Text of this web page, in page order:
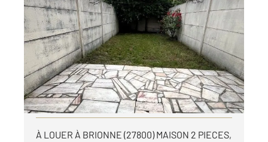
BRIONNE 27
44,06 m2, 2 pièces
Ref : 5889
Maison à louer
600 €
par mois charges comprises
Visiter le site dédié
À LOUER À BRIONNE (27800) MAISON 2 PIECES,